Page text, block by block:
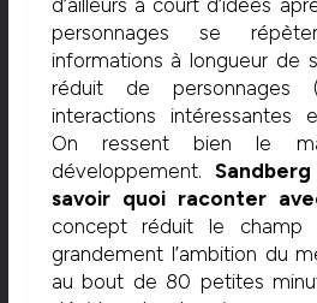
personnages se
informations à longueur de
réduit de
interactions intéressantes
On ressent bien le
développement.
savoir quoi raconter
concept réduit le champ
grandement l’ambition du
au bout de 80 petites